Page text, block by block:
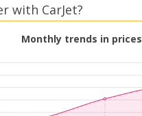
with CarJet?
Monthly trends in